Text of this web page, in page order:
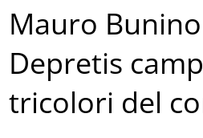
Mauro
Depretis
tricolori del